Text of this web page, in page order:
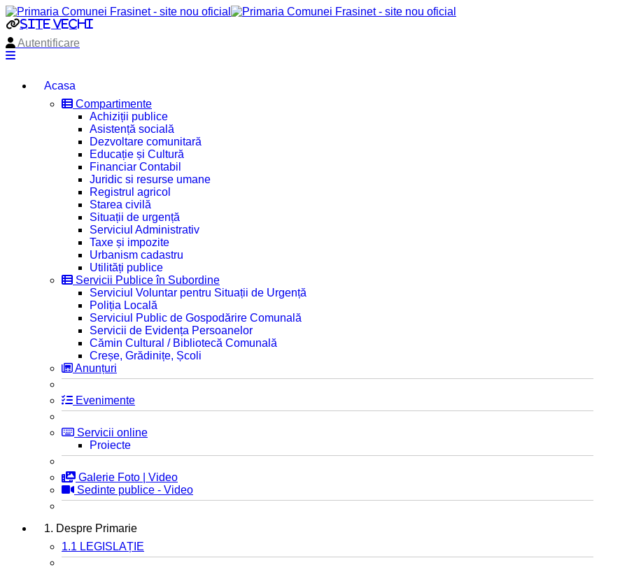
site vechi
Autentificare
Acasa
Compartimente
Achiziții publice
Asistență socială
Dezvoltare comunitară
Educație și Cultură
Financiar Contabil
Juridic si resurse umane
Registrul agricol
Starea civilă
Situații de urgență
Serviciul Administrativ
Taxe și impozite
Urbanism cadastru
Utilități publice
Servicii Publice în Subordine
Serviciul Voluntar pentru Situații de Urgență
Poliția Locală
Serviciul Public de Gospodărire Comunală
Servicii de Evidența Persoanelor
Cămin Cultural / Bibliotecă Comunală
Creșe, Grădinițe, Școli
Anunțuri
Evenimente
Servicii online
Proiecte
Galerie Foto | Video
Sedinte publice - Video
1. Despre Primarie
1.1 LEGISLAȚIE